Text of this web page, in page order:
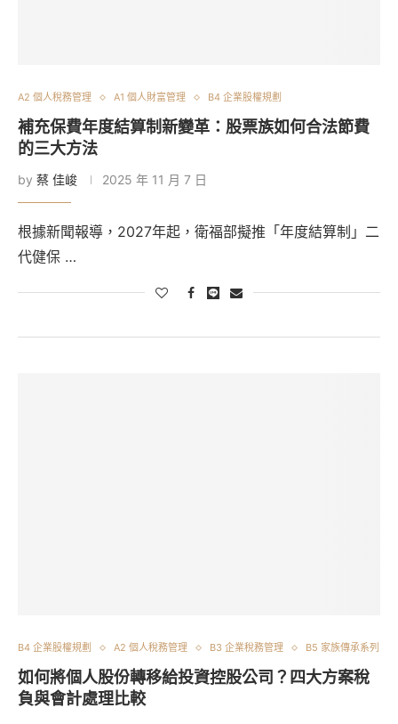
A2 個人稅務管理 A1 個人財富管理 B4 企業股權規劃
補充保費年度結算制新變革：股票族如何合法節費
的三大方法
by 蔡 佳峻 2025 年 11 月 7 日
根據新聞報導，2027年起，衛福部擬推「年度結算制」二
代健保 …
B4 企業股權規劃 A2 個人稅務管理 B3 企業稅務管理 B5 家族傳承系列
如何將個人股份轉移給投資控股公司？四大方案稅
負與會計處理比較